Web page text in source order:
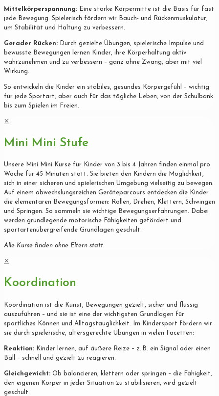
Mittelkörperspannung: Eine starke Körpermitte ist die Basis für fast
jede Bewegung. Spielerisch fördern wir Bauch- und Rückenmuskulatur,
um Stabilität und Haltung zu verbessern.
Gerader Rücken: Durch gezielte Übungen, spielerische Impulse und
bewusste Bewegungen lernen Kinder, ihre Körperhaltung aktiv
wahrzunehmen und zu verbessern – ganz ohne Zwang, aber mit viel
Wirkung.
So entwickeln die Kinder ein stabiles, gesundes Körpergefühl – wichtig
für jede Sportart, aber auch für das tägliche Leben, von der Schulbank
bis zum Spielen im Freien.
✕
Mini Mini Stufe
Unsere Mini Mini Kurse für Kinder von 3 bis 4 Jahren finden einmal pro
Woche für 45 Minuten statt. Sie bieten den Kindern die Möglichkeit,
sich in einer sicheren und spielerischen Umgebung vielseitig zu bewegen.
Auf einem abwechslungsreichen Geräteparcours entdecken die Kinder
die elementaren Bewegungsformen: Rollen, Drehen, Klettern, Schwingen
und Springen. So sammeln sie wichtige Bewegungserfahrungen. Dabei
werden grundlegende motorische Fähigkeiten gefördert und
sportartenübergreifende Grundlagen geschult.
Alle Kurse finden ohne Eltern statt.
✕
Koordination
Koordination ist die Kunst, Bewegungen gezielt, sicher und flüssig
auszuführen – und sie ist eine der wichtigsten Grundlagen für
sportliches Können und Alltagstauglichkeit. Im Kindersport fördern wir
sie durch spielerische, altersgerechte Übungen in vielen Facetten:
Reaktion: Kinder lernen, auf äußere Reize – z. B. ein Signal oder einen
Ball – schnell und gezielt zu reagieren.
Gleichgewicht: Ob balancieren, klettern oder springen – die Fähigkeit,
den eigenen Körper in jeder Situation zu stabilisieren, wird gezielt
geschult.